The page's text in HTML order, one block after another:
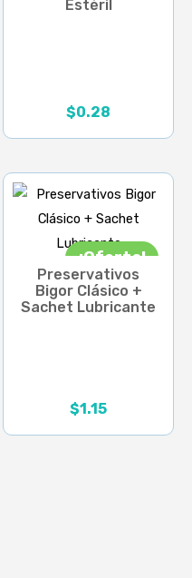
Estéril
precio
era:
$0.40.
$0.28
precio
es:
$0.28.
¡Oferta!
Preservativos
Bigor Clásico +
Sachet Lubricante
$1.15